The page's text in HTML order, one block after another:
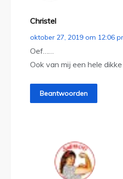
Christel
oktober 27, 2019 om 12:06
Oef……
Ook van mij een hele
Beantwoorden